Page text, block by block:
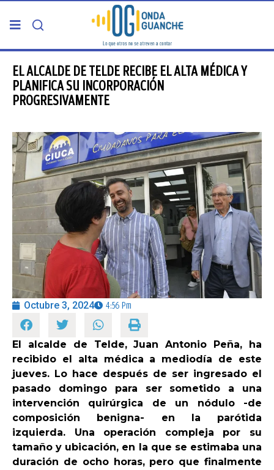
PORTADA
TELDE
GRAN CANARIA
CANARIAS
5ª COLUMNA
CARTAS DEL DIRECTOR
ENTREVISTAS
OPINIÓN
PROGRAMAS
EL ALCALDE DE TELDE RECIBE EL ALTA MÉDICA Y
PLANIFICA SU INCORPORACIÓN
PROGRESIVAMENTE
Octubre 3, 2024 4:56 Pm
El alcalde de Telde, Juan Antonio Peña, ha
recibido el alta médica a mediodía de este
jueves. Lo hace después de ser ingresado el
pasado domingo para ser sometido a una
intervención quirúrgica de un nódulo -de
composición benigna- en la parótida
izquierda. Una operación compleja por su
tamaño y ubicación, en la que se estimaba una
duración de ocho horas, pero que finalmente